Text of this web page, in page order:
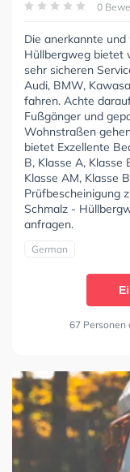
0
Die anerkannte
Hüllbergweg bietet
sehr sicheren
Audi, BMW,
fahren. Achte
Fußgänger und
Wohnstraßen
bietet Exzellente
B, Klasse A, Klasse
Klasse AM, Klasse
Prüfbescheinigung
Schmalz -
anfragen.
German
67 Personen